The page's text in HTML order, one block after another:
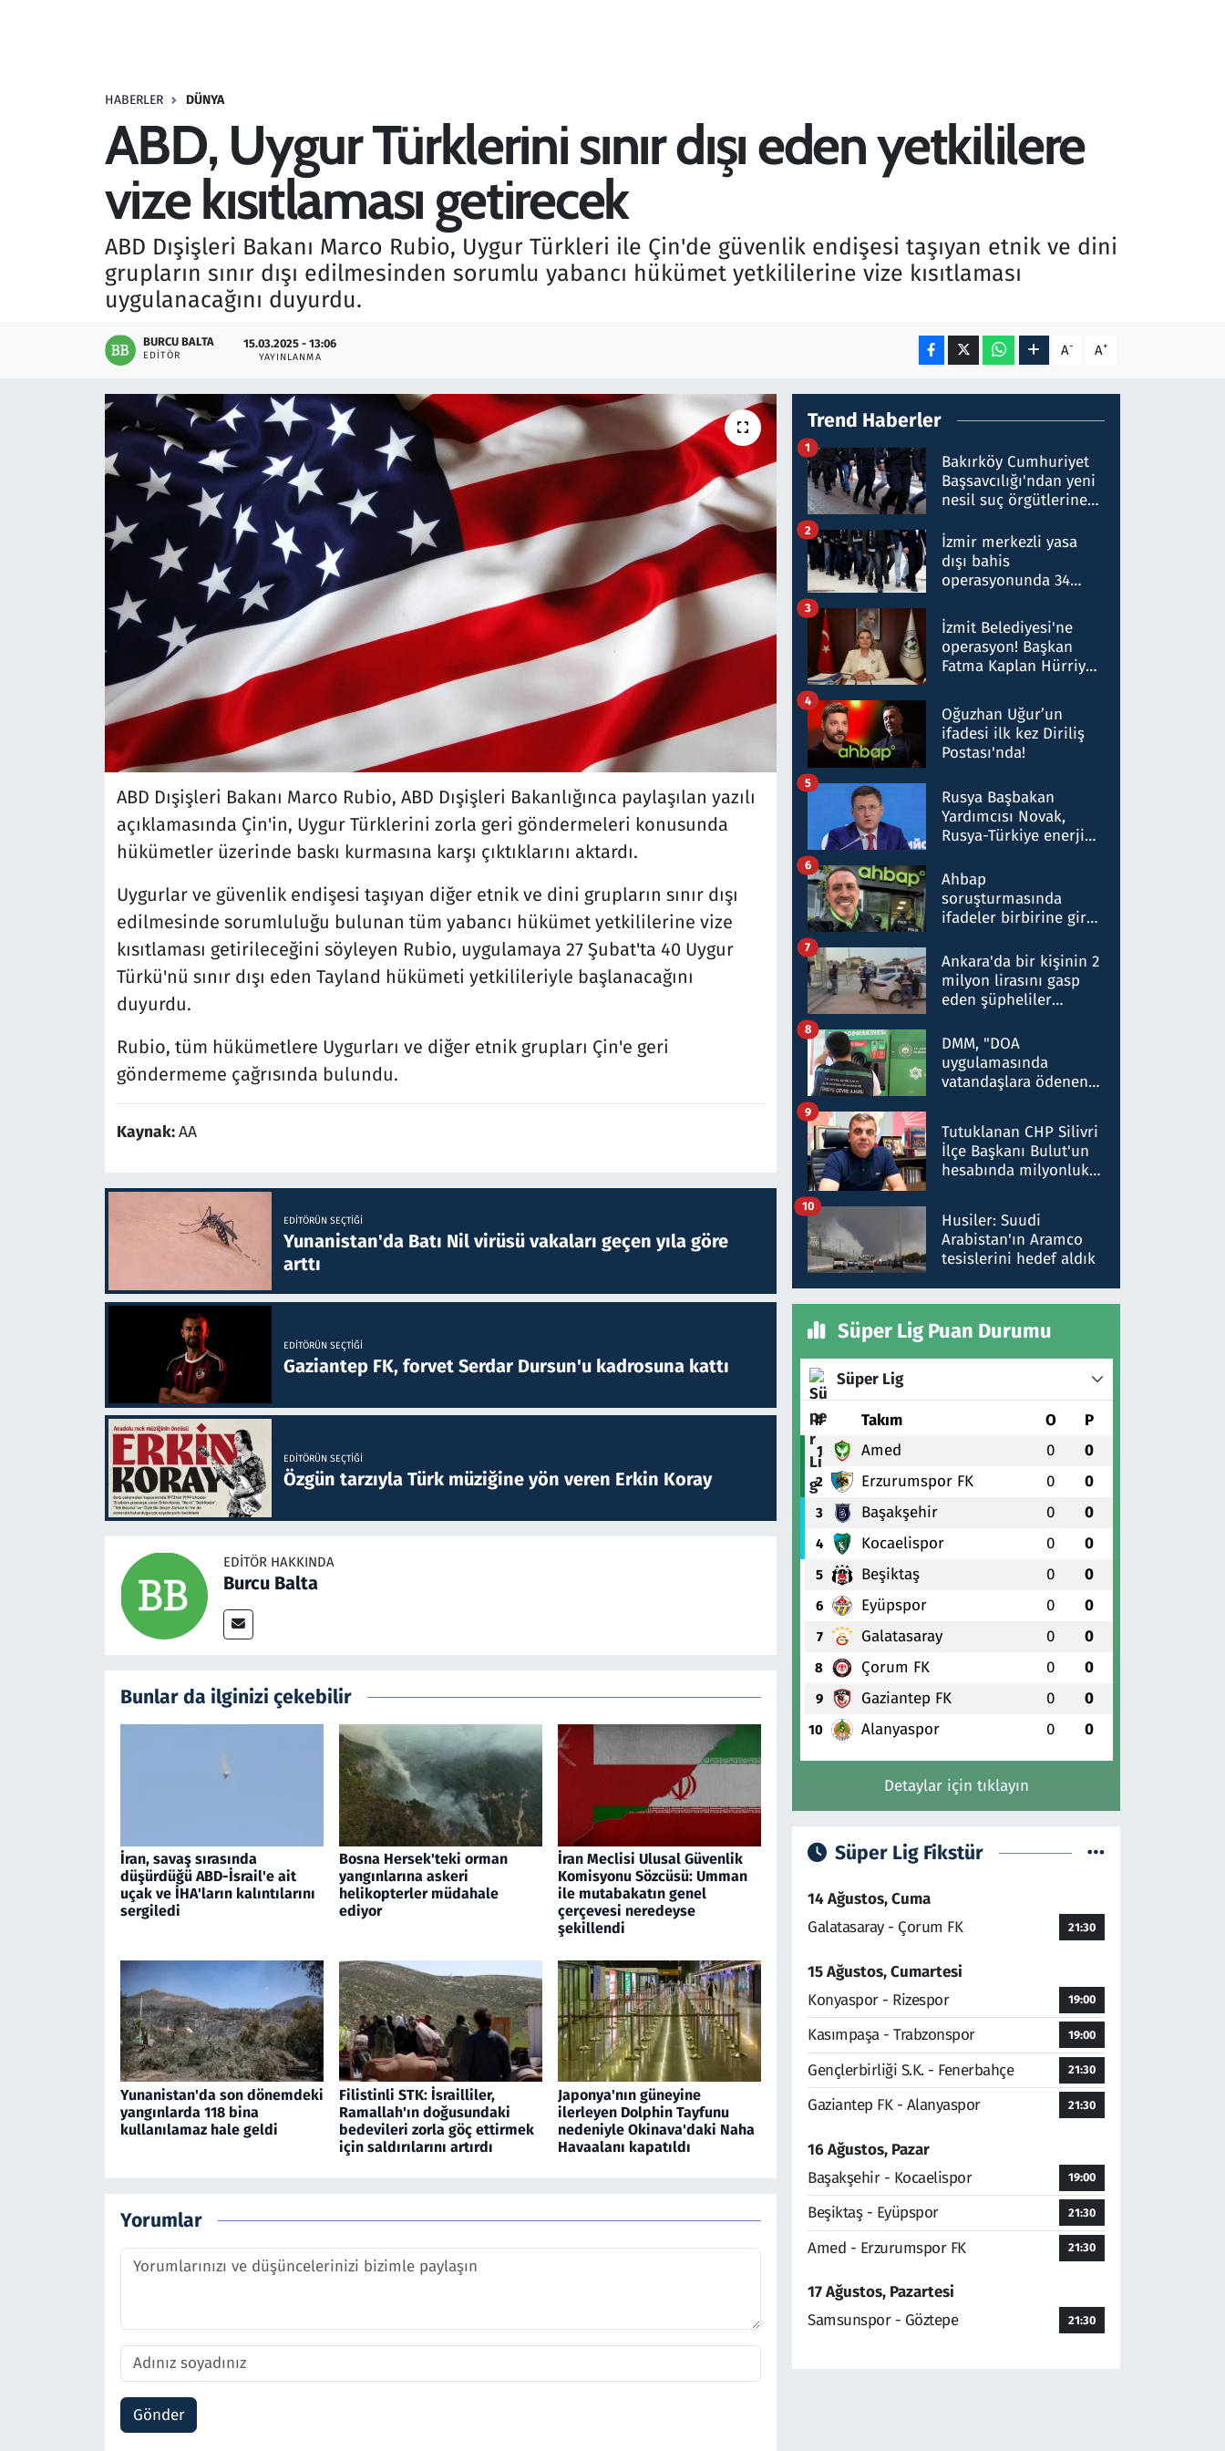
HABERLER DÜNYA
ABD, Uygur Türklerini sınır dışı eden yetkililere
vize kısıtlaması getirecek
ABD Dışişleri Bakanı Marco Rubio, Uygur Türkleri ile Çin'de güvenlik endişesi taşıyan etnik ve dini
grupların sınır dışı edilmesinden sorumlu yabancı hükümet yetkililerine vize kısıtlaması
uygulanacağını duyurdu.
BURCU BALTA
EDITÖR
15.03.2025 - 13:06
YAYINLANMA A- A+
ABD Dışişleri Bakanı Marco Rubio, ABD Dışişleri Bakanlığınca paylaşılan yazılı
açıklamasında Çin'in, Uygur Türklerini zorla geri göndermeleri konusunda
hükümetler üzerinde baskı kurmasına karşı çıktıklarını aktardı.
Uygurlar ve güvenlik endişesi taşıyan diğer etnik ve dini grupların sınır dışı
edilmesinde sorumluluğu bulunan tüm yabancı hükümet yetkililerine vize
kısıtlaması getirileceğini söyleyen Rubio, uygulamaya 27 Şubat'ta 40 Uygur
Türkü'nü sınır dışı eden Tayland hükümeti yetkilileriyle başlanacağını
duyurdu.
Rubio, tüm hükümetlere Uygurları ve diğer etnik grupları Çin'e geri
göndermeme çağrısında bulundu.
Kaynak:AA
EDITÖRÜN SEÇTIĞI
Yunanistan'da Batı Nil virüsü vakaları geçen yıla göre
arttı
EDITÖRÜN SEÇTIĞI
Gaziantep FK, forvet Serdar Dursun'u kadrosuna kattı
EDITÖRÜN SEÇTIĞI
Özgün tarzıyla Türk müziğine yön veren Erkin Koray
EDITÖR HAKKINDA
Burcu Balta
Bunlar da ilginizi çekebilir
İran, savaş sırasında
düşürdüğü ABD-İsrail'e ait
uçak ve İHA'ların kalıntılarını
sergiledi
Bosna Hersek'teki orman
yangınlarına askeri
helikopterler müdahale
ediyor
İran Meclisi Ulusal Güvenlik
Komisyonu Sözcüsü: Umman
ile mutabakatın genel
çerçevesi neredeyse
şekillendi
Yunanistan'da son dönemdeki
yangınlarda 118 bina
kullanılamaz hale geldi
Filistinli STK: İsrailliler,
Ramallah'ın doğusundaki
bedevileri zorla göç ettirmek
için saldırılarını artırdı
Japonya'nın güneyine
ilerleyen Dolphin Tayfunu
nedeniyle Okinava'daki Naha
Havaalanı kapatıldı
Yorumlar
Gönder
Trend Haberler
Bakırköy Cumhuriyet
Başsavcılığı'ndan yeni
nesil suç örgütlerine
hakkında gözaltı kararı
1
İzmir merkezli yasa
dışı bahis
operasyonunda 34
Milyar liralık para
trafiği tespit edildi
2
İzmit Belediyesi'ne
operasyon! Başkan
Fatma Kaplan Hürriyet
3
Oğuzhan Uğur’un
ifadesi ilk kez Diriliş
Postası'nda!
4
Rusya Başbakan
Yardımcısı Novak,
Rusya-Türkiye enerji
nitelikte olduğunu
belirtti
5
Ahbap
soruşturmasında
ifadeler birbirine girdi:
ifadelerinden ortaya
çıkan tablo şok etti
6
Ankara'da bir kişinin 2
milyon lirasını gasp
eden şüpheliler
7
DMM, "DOA
uygulamasında
vatandaşlara ödenen
düşürüldüğü" iddiasını
yalanladı
8
Tutuklanan CHP Silivri
İlçe Başkanı Bulut'un
hesabında milyonluk
talimat verdi, ben
gönderdim
9
Husiler: Suudi
Arabistan'ın Aramco
tesislerini hedef aldık
10
Süper Lig Puan Durumu
Süper Lig
# Takım O P
1 Amed 0 0
2 Erzurumspor FK 0 0
3 Başakşehir 0 0
4 Kocaelispor 0 0
5 Beşiktaş 0 0
6 Eyüpspor 0 0
7 Galatasaray 0 0
8 Çorum FK 0 0
9 Gaziantep FK 0 0
10 Alanyaspor 0 0
Detaylar için tıklayın
Süper Lig Fikstür
14 Ağustos, Cuma
Galatasaray - Çorum FK
21:30
15 Ağustos, Cumartesi
Konyaspor - Rizespor
19:00
Kasımpaşa - Trabzonspor 19:00
Gençlerbirliği S.K. - Fenerbahçe 21:30
Gaziantep FK - Alanyaspor 21:30
16 Ağustos, Pazar
Başakşehir - Kocaelispor
19:00
Beşiktaş - Eyüpspor 21:30
Amed - Erzurumspor FK 21:30
17 Ağustos, Pazartesi
Samsunspor - Göztepe
21:30
Savunma Sanayi
Televizyon